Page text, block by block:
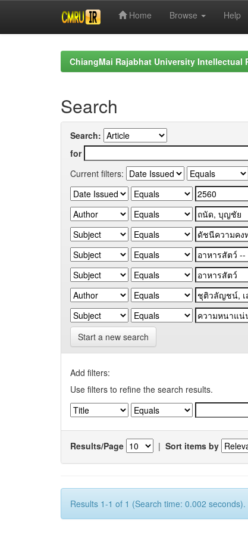
Home Browse Help
ChiangMai Rajabhat University Intellectual
Search
Search:
for
Current filters:
Start a new search
Add filters:
Use filters to refine the search results.
Results/Page | Sort items by
Results 1-1 of 1 (Search time: 0.002 seconds).